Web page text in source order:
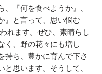
『何を食べようか』、
』と言って、思い悩む
れます。ぜひ、素晴らし
く、野の花々にも増し
持ち、豊かに育んで下さ
と思います。そうして、